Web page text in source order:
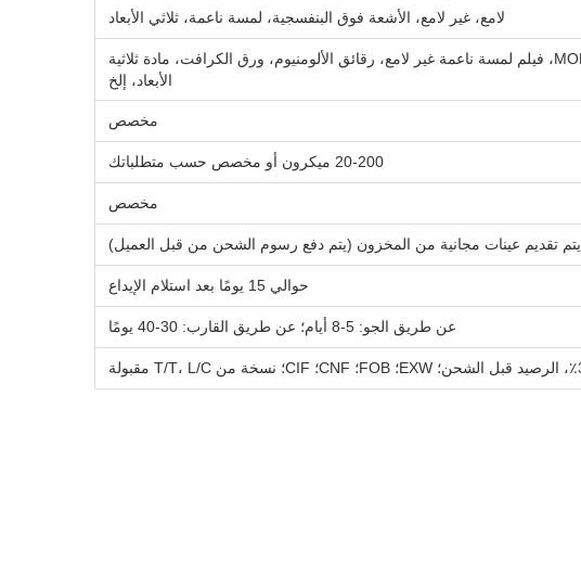
لامع، غير لامع، الأشعة فوق البنفسجية، لمسة ناعمة، ثلاثي الأبعاد
MOPP، PET، PE، CPP، OPP، فيلم لمسة ناعمة غير لامع، رقائق الألومنيوم، ورق الكرافت، مادة ثلاثية
الأبعاد، إلخ
مخصص
20-200 ميكرون أو مخصص حسب متطلباتك
مخصص
يتم تقديم عينات مجانية من المخزون (يتم دفع رسوم الشحن من قبل العميل)
حوالي 15 يومًا بعد استلام الإيداع
عن طريق الجو: 5-8 أيام؛ عن طريق القارب: 30-40 يومًا